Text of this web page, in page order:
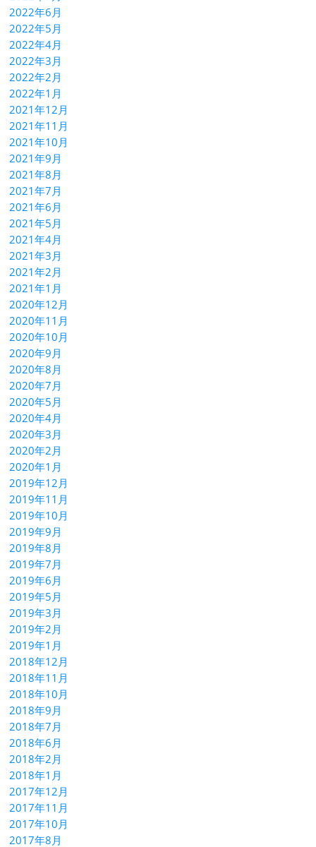
2022年6月
2022年5月
2022年4月
2022年3月
2022年2月
2022年1月
2021年12月
2021年11月
2021年10月
2021年9月
2021年8月
2021年7月
2021年6月
2021年5月
2021年4月
2021年3月
2021年2月
2021年1月
2020年12月
2020年11月
2020年10月
2020年9月
2020年8月
2020年7月
2020年5月
2020年4月
2020年3月
2020年2月
2020年1月
2019年12月
2019年11月
2019年10月
2019年9月
2019年8月
2019年7月
2019年6月
2019年5月
2019年3月
2019年2月
2019年1月
2018年12月
2018年11月
2018年10月
2018年9月
2018年7月
2018年6月
2018年2月
2018年1月
2017年12月
2017年11月
2017年10月
2017年8月